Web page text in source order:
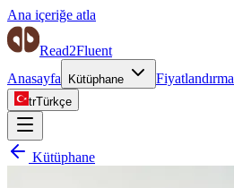
Ana içeriğe atla
Read2Fluent
Anasayfa
Kütüphane Fiyatlandırma
trTürkçe
Kütüphane